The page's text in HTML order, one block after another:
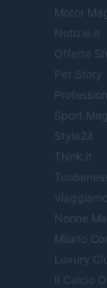
Motor
Notizie.it
Offerte
Pet Story
Sport
Style24
Think.it
Viaggiamo
Nonne
Milano
Luxury
Il Calcio